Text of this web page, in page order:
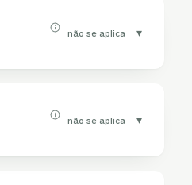
não se aplica ▾
não se aplica ▾